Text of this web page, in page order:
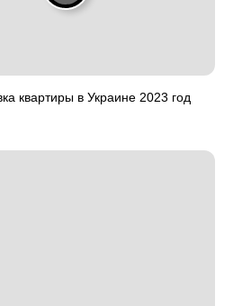
квартиры в Украине 2023 год